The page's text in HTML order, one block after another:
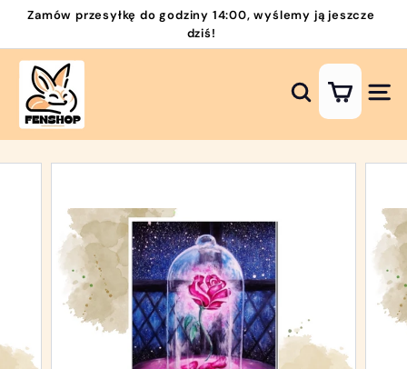
Przejdź
zawartości
Wstrzymaj
Zamów przesyłkę do godziny 14:00, wyślemy ją jeszcze
dziś!
H
a
f
t
D
o
Szukaj